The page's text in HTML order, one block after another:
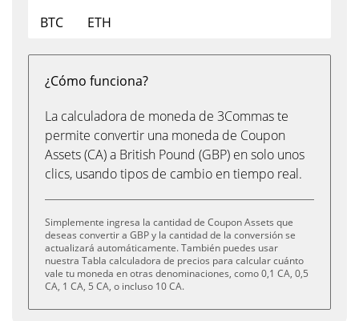
BTC
ETH
¿Cómo funciona?
La calculadora de moneda de 3Commas te
permite convertir una moneda de Coupon
Assets (CA) a British Pound (GBP) en solo unos
clics, usando tipos de cambio en tiempo real.
Simplemente ingresa la cantidad de Coupon Assets que
deseas convertir a GBP y la cantidad de la conversión se
actualizará automáticamente. También puedes usar
nuestra Tabla calculadora de precios para calcular cuánto
vale tu moneda en otras denominaciones, como 0,1 CA, 0,5
CA, 1 CA, 5 CA, o incluso 10 CA.